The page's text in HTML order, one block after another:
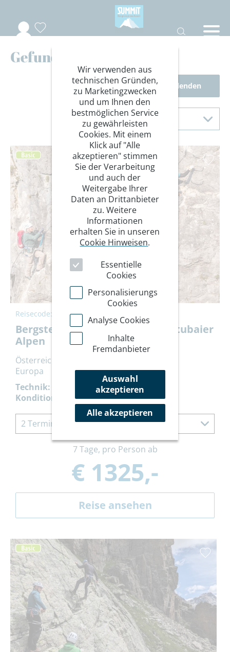
Gefundene Reisen
Filter einblenden
Sortierung
Sortieren nach
Reisecode: ABFRA
Bergsteigen Grundkurs in den Stubaier
Alpen
Österreich
Europa
Technik:
Kondition:
2 Termine à 7 Tage
7 Tage, pro Person ab
€ 1325,-
Reise ansehen
Wir verwenden aus
technischen Gründen,
zu Marketingzwecken
und um Ihnen den
bestmöglichen Service
zu gewährleisten
Cookies. Mit einem
Klick auf "Alle
akzeptieren" stimmen
Sie der Verarbeitung
und auch der
Weitergabe Ihrer
Daten an Drittanbieter
zu. Weitere
Informationen
erhalten Sie in unseren
Cookie Hinweisen.
Essentielle
Cookies
Personalisierungs
Cookies
Analyse Cookies
Inhalte
Fremdanbieter
Auswahl
akzeptieren
Alle akzeptieren